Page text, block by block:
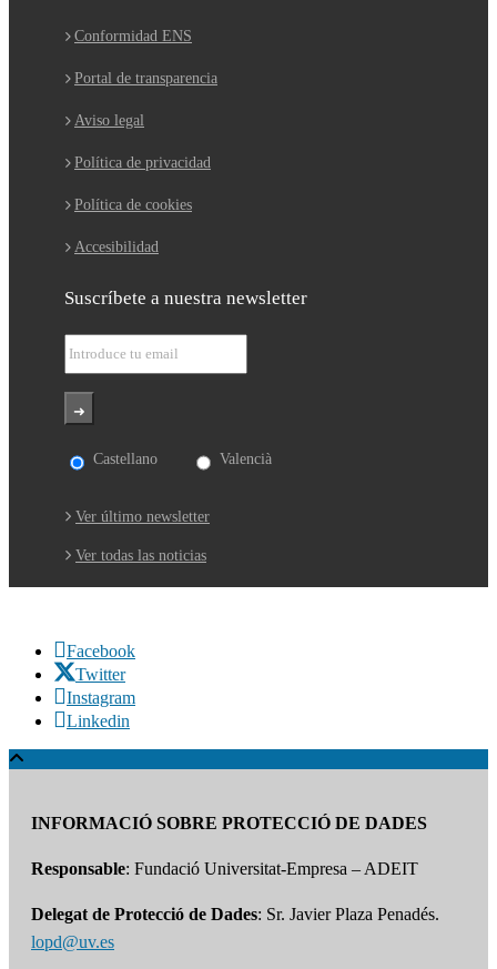
Conformidad ENS
Portal de transparencia
Aviso legal
Política de privacidad
Política de cookies
Accesibilidad
Suscríbete a nuestra newsletter
Castellano Valencià
Ver último newsletter
Ver todas las noticias
Facebook
Twitter
Instagram
Linkedin
INFORMACIÓ SOBRE PROTECCIÓ DE DADES
Responsable: Fundació Universitat-Empresa – ADEIT
Delegat de Protecció de Dades: Sr. Javier Plaza Penadés.
lopd@uv.es